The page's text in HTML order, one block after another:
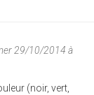
29/10/2014 à
(noir, vert,